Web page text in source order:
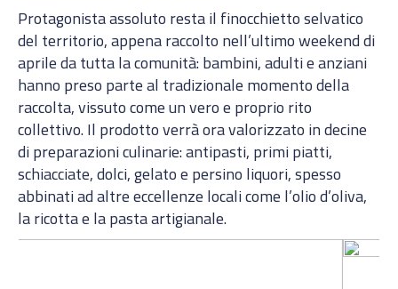
Protagonista assoluto resta il finocchietto selvatico
del territorio, appena raccolto nell’ultimo weekend di
aprile da tutta la comunità: bambini, adulti e anziani
hanno preso parte al tradizionale momento della
raccolta, vissuto come un vero e proprio rito
collettivo. Il prodotto verrà ora valorizzato in decine
di preparazioni culinarie: antipasti, primi piatti,
schiacciate, dolci, gelato e persino liquori, spesso
abbinati ad altre eccellenze locali come l’olio d’oliva,
la ricotta e la pasta artigianale.